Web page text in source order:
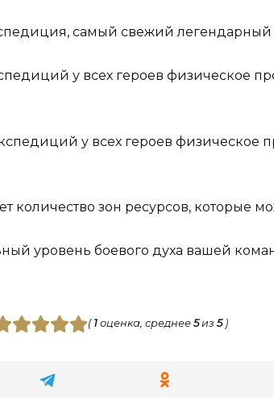
самый свежий легендарный
у всех героев физическое
у всех героев физическое
количество зон ресурсов, которые
уровень боевого духа вашей
( 1оценка, среднее 5из 5)